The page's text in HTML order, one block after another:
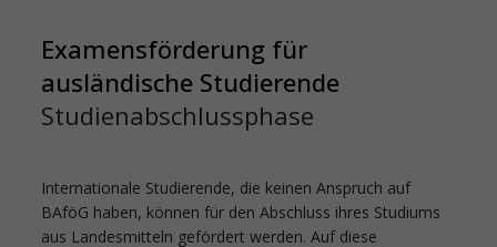
Examensförderung für
ausländische Studierende
Studienabschlussphase
Internationale Studierende, die keinen Anspruch auf
BAföG haben, können für den Abschluss ihres Studiums
aus Landesmitteln gefördert werden. Auf diese